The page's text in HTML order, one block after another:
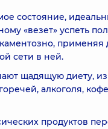
состояние,
«везет» успеть
сети в ней.
щадящую диету,
алкоголя,
продуктов